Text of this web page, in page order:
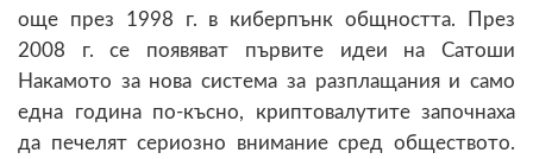
още през 1998 г. в киберпънк общността. През
2008 г. се появяват първите идеи на Сатоши
Накамото за нова система за разплащания и само
една година по-късно, криптовалутите започнаха
да печелят сериозно внимание сред обществото.